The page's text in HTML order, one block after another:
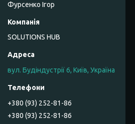
Фурсенко Ігор
SOLUTIONS HUB
вул. Будіндустрії 6, Київ, Україна
+380 (93) 252-81-86
+380 (93) 252-81-86